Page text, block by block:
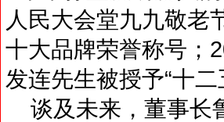
人民大会堂九九敬老
十大品牌荣誉称号；
发连先生被授予“十
谈及未来，董事长